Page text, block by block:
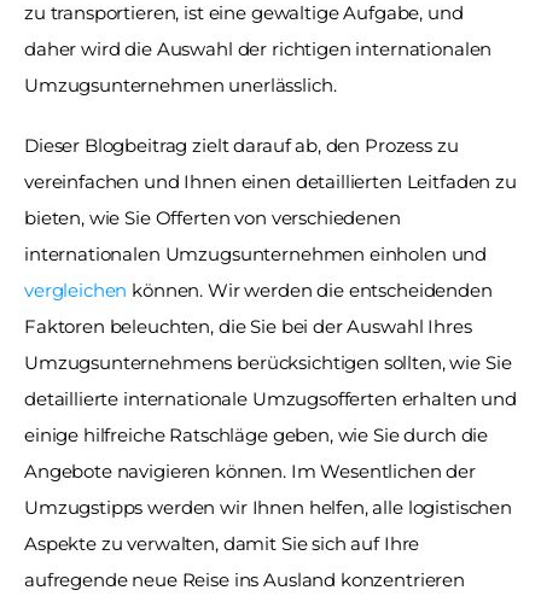
zu transportieren, ist eine gewaltige Aufgabe, und
daher wird die Auswahl der richtigen internationalen
Umzugsunternehmen unerlässlich.
Dieser Blogbeitrag zielt darauf ab, den Prozess zu
vereinfachen und Ihnen einen detaillierten Leitfaden zu
bieten, wie Sie Offerten von verschiedenen
vergleichen können. Wir werden die entscheidenden
Faktoren beleuchten, die Sie bei der Auswahl Ihres
Umzugsunternehmens berücksichtigen sollten, wie Sie
detaillierte internationale Umzugsofferten erhalten und
einige hilfreiche Ratschläge geben, wie Sie durch die
Angebote navigieren können. Im Wesentlichen der
Umzugstipps werden wir Ihnen helfen, alle logistischen
Aspekte zu verwalten, damit Sie sich auf Ihre
aufregende neue Reise ins Ausland konzentrieren